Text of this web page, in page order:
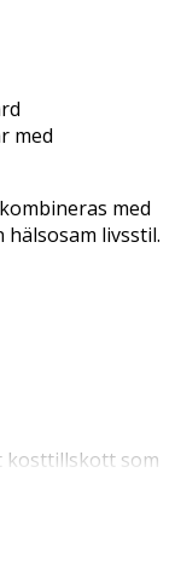
med
med
livsstil.
kosttillskott som
tillgång till
och vitamin C
funktion.